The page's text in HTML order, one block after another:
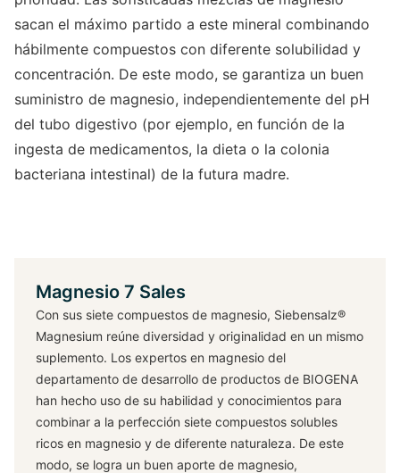
sacan el máximo partido a este mineral combinando
hábilmente compuestos con diferente solubilidad y
concentración. De este modo, se garantiza un buen
suministro de magnesio, independientemente del pH
del tubo digestivo (por ejemplo, en función de la
ingesta de medicamentos, la dieta o la colonia
bacteriana intestinal) de la futura madre.
Magnesio 7 Sales
Con sus siete compuestos de magnesio, Siebensalz®
Magnesium reúne diversidad y originalidad en un mismo
suplemento. Los expertos en magnesio del
departamento de desarrollo de productos de BIOGENA
han hecho uso de su habilidad y conocimientos para
combinar a la perfección siete compuestos solubles
ricos en magnesio y de diferente naturaleza. De este
modo, se logra un buen aporte de magnesio,